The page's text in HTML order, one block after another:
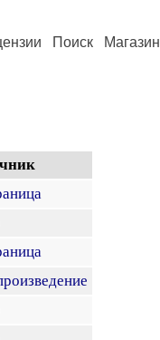
Поиск Магазин